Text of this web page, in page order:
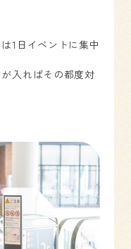
1日イベントに集中
入ればその都度対